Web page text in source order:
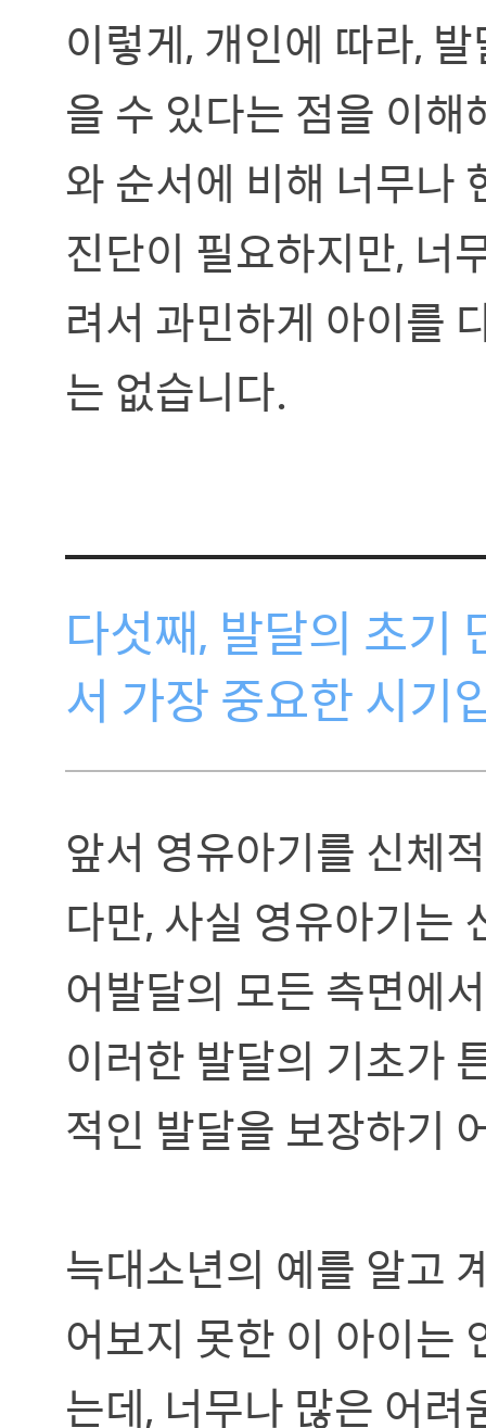
이렇게, 개인에 따라,
을 수 있다는 점을 이
와 순서에 비해 너무나
진단이 필요하지만, 너
려서 과민하게 아이를
는 없습니다.
다섯째, 발달의 초기
서 가장 중요한 시기
앞서 영유아기를 신체
다만, 사실 영유아기는
어발달의 모든 측면에
이러한 발달의 기초가
적인 발달을 보장하기
늑대소년의 예를 알고
어보지 못한 이 아이는
는데, 너무나 많은 어